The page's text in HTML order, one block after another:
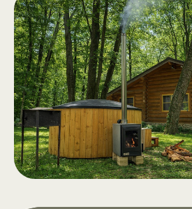
Бассейны для
чистая вода и
отдыха с напитками и
Открытие в апреле
Бассейн